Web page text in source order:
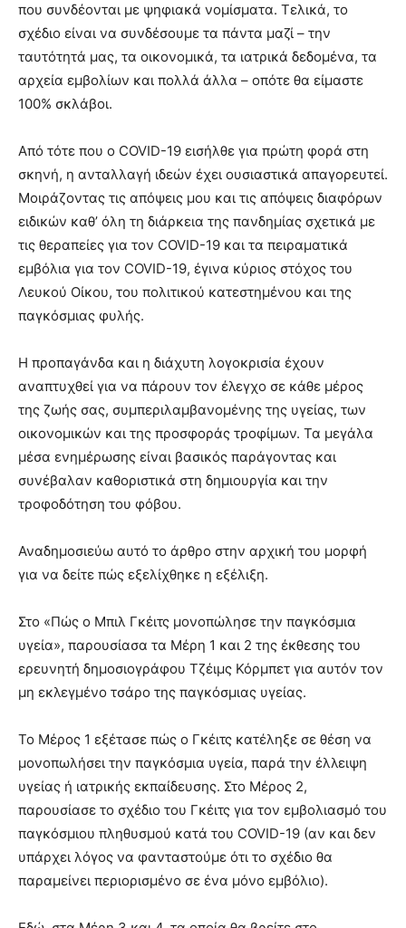
που συνδέονται με ψηφιακά νομίσματα. Τελικά, το
σχέδιο είναι να συνδέσουμε τα πάντα μαζί – την
ταυτότητά μας, τα οικονομικά, τα ιατρικά δεδομένα, τα
αρχεία εμβολίων και πολλά άλλα – οπότε θα είμαστε
100% σκλάβοι.
Από τότε που ο COVID-19 εισήλθε για πρώτη φορά στη
σκηνή, η ανταλλαγή ιδεών έχει ουσιαστικά απαγορευτεί.
Μοιράζοντας τις απόψεις μου και τις απόψεις διαφόρων
ειδικών καθ’ όλη τη διάρκεια της πανδημίας σχετικά με
τις θεραπείες για τον COVID-19 και τα πειραματικά
εμβόλια για τον COVID-19, έγινα κύριος στόχος του
Λευκού Οίκου, του πολιτικού κατεστημένου και της
παγκόσμιας φυλής.
Η προπαγάνδα και η διάχυτη λογοκρισία έχουν
αναπτυχθεί για να πάρουν τον έλεγχο σε κάθε μέρος
της ζωής σας, συμπεριλαμβανομένης της υγείας, των
οικονομικών και της προσφοράς τροφίμων. Τα μεγάλα
μέσα ενημέρωσης είναι βασικός παράγοντας και
συνέβαλαν καθοριστικά στη δημιουργία και την
τροφοδότηση του φόβου.
Αναδημοσιεύω αυτό το άρθρο στην αρχική του μορφή
για να δείτε πώς εξελίχθηκε η εξέλιξη.
Στο «Πώς ο Μπιλ Γκέιτς μονοπώλησε την παγκόσμια
υγεία», παρουσίασα τα Μέρη 1 και 2 της έκθεσης του
ερευνητή δημοσιογράφου Τζέιμς Κόρμπετ για αυτόν τον
μη εκλεγμένο τσάρο της παγκόσμιας υγείας.
Το Μέρος 1 εξέτασε πώς ο Γκέιτς κατέληξε σε θέση να
μονοπωλήσει την παγκόσμια υγεία, παρά την έλλειψη
υγείας ή ιατρικής εκπαίδευσης. Στο Μέρος 2,
παρουσίασε το σχέδιο του Γκέιτς για τον εμβολιασμό του
παγκόσμιου πληθυσμού κατά του COVID-19 (αν και δεν
υπάρχει λόγος να φανταστούμε ότι το σχέδιο θα
παραμείνει περιορισμένο σε ένα μόνο εμβόλιο).